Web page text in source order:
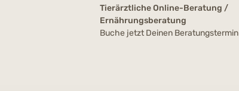
Tierärztliche Online-Beratung /
Ernährungsberatung
Buche jetzt Deinen Beratungstermin